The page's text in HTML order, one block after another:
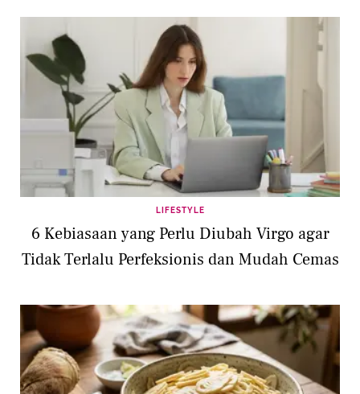
LIFESTYLE
6 Kebiasaan yang Perlu Diubah Virgo agar
Tidak Terlalu Perfeksionis dan Mudah Cemas